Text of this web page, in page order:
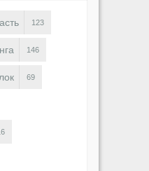
123
146
69